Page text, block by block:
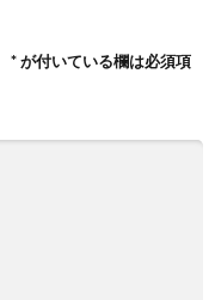
*が付いている欄は必須項